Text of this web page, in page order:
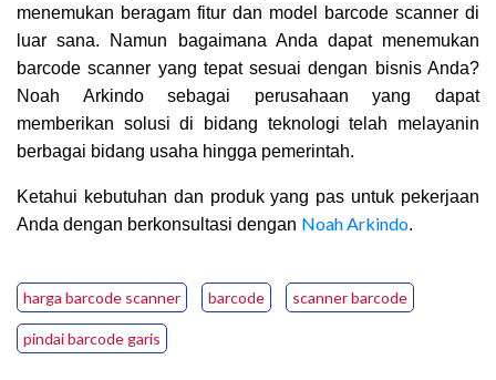
menemukan beragam fitur dan model barcode scanner di
luar sana. Namun bagaimana Anda dapat menemukan
barcode scanner yang tepat sesuai dengan bisnis Anda?
Noah Arkindo sebagai perusahaan yang dapat
memberikan solusi di bidang teknologi telah melayanin
berbagai bidang usaha hingga pemerintah.
Ketahui kebutuhan dan produk yang pas untuk pekerjaan
Anda dengan berkonsultasi dengan Noah Arkindo.
harga barcode scanner barcode scanner barcode
pindai barcode garis